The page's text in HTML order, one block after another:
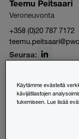
Teemu Peitsaari
Veroneuvonta
+358 (0)20 787 7172
Seuraa:
Käytämme evästeitä
kävijätilastojen
tukemiseen. Lue lisää